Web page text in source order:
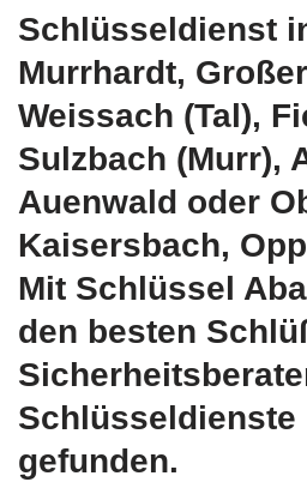
Schlüsseldienst
Murrhardt,
Weissach (Tal),
Sulzbach (Murr),
Auenwald oder
Kaisersbach,
Mit Schlüssel
den besten
Schlüsseldienste
gefunden.